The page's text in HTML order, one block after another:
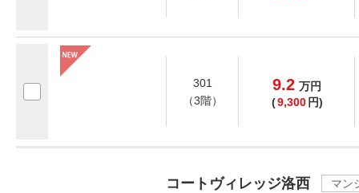
301
（3階）
9.2 万円
(9,300 円)
コートヴィレッジ洛西
マン